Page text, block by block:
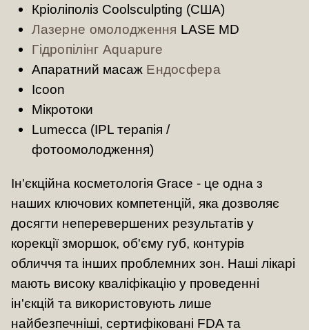
Кріоліполіз Сoolsculpting (США)
Лазерне омолодження LASE MD
Гідропілінг Aquapure
Апаратний масаж Ендосфера
Icoon
Мікротоки
Lumecca (IPL терапія /
фотоомолодження)
Ін'єкційна косметологія Grace - це одна з
наших ключових компетенцій, яка дозволяє
досягти неперевершених результатів у
корекції зморшок, об'єму губ, контурів
обличчя та інших проблемних зон. Наші лікарі
мають високу кваліфікацію у проведенні
ін'єкцій та використовують лише
найбезпечніші, сертифіковані FDA та